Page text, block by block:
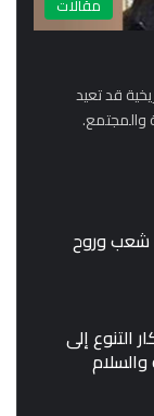
مقالات
قد تعيد
والمجتمع.
شعب وروح
التنوع إلى